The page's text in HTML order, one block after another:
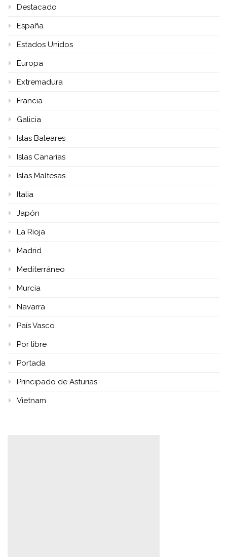
Destacado
España
Estados Unidos
Europa
Extremadura
Francia
Galicia
Islas Baleares
Islas Canarias
Islas Maltesas
Italia
Japón
La Rioja
Madrid
Mediterráneo
Murcia
Navarra
País Vasco
Por libre
Portada
Principado de Asturias
Vietnam